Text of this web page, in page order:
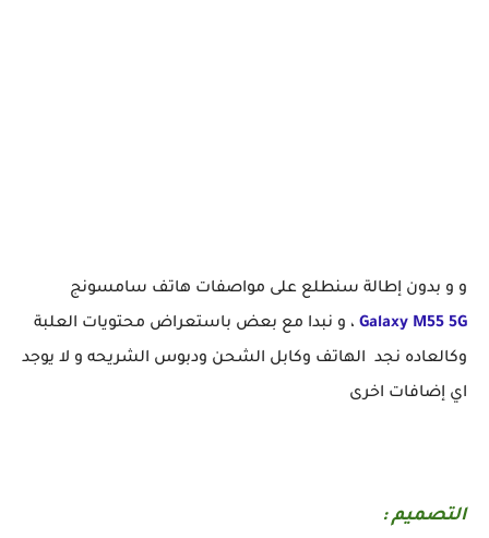
و و بدون إطالة سنطلع على مواصفات هاتف سامسونج
Galaxy M55 5G
، و نبدا مع بعض باستعراض محتويات العلبة
وكالعاده نجد الهاتف وكابل الشحن ودبوس الشريحه و لا يوجد
اي إضافات اخرى
التصميم :